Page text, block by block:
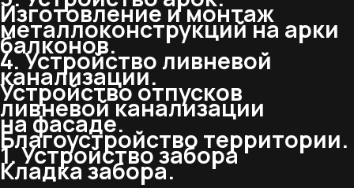
Изготовление и монтаж
металлоконструкций на арки
балконов.
4. Устройство ливневой
канализации.
Устройство отпусков
ливневой канализации
на фасаде.
Благоустройство территории.
1. Устройство забора
Кладка забора.